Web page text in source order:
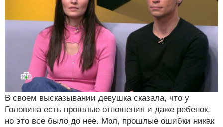
В своем высказывании девушка сказала, что у
Головина есть прошлые отношения и даже ребенок,
но это все было до нее. Мол, прошлые ошибки никак